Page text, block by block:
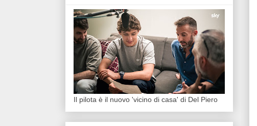
Il pilota è il nuovo 'vicino di casa' di Del Piero